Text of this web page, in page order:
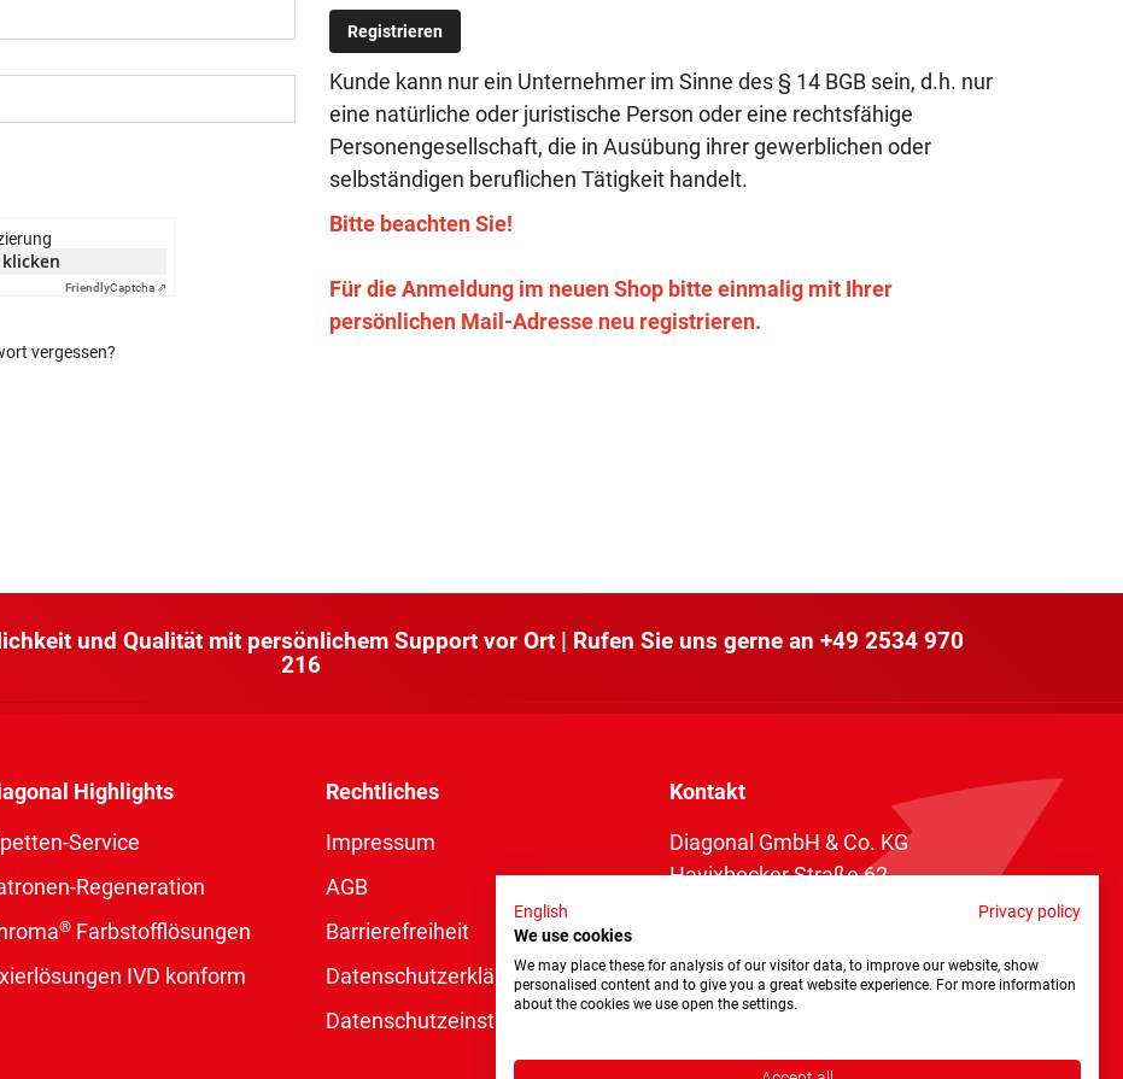
FriendlyCaptcha ⇗
vergessen?
Registrieren
Kunde kann nur ein Unternehmer im Sinne des § 14 BGB sein, d.h. nur
eine natürliche oder juristische Person oder eine rechtsfähige
Personengesellschaft, die in Ausübung ihrer gewerblichen oder
selbständigen beruflichen Tätigkeit handelt.
Bitte beachten Sie!
Für die Anmeldung im neuen Shop bitte einmalig mit Ihrer
persönlichen Mail-Adresse neu registrieren.
und Qualität mit persönlichem Support vor Ort | Rufen Sie uns gerne an +49 2534 970
216
Highlights
Service
Regeneration
® Farbstofflösungen
IVD konform
Rechtliches
Impressum
AGB
Barrierefreiheit
Datenschutzerklärung
Datenschutzeinstellungen
Kontakt
Diagonal GmbH & Co. KG
Havixbecker Straße 62
Telefax: +49 2534 970 116
English
Privacy policy
We use cookies
We may place these for analysis of our visitor data, to improve our website, show
personalised content and to give you a great website experience. For more information
about the cookies we use open the settings.